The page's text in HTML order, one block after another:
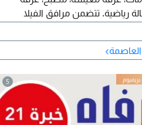
رياضية. تتضمن مرافق الفيلا
›
5